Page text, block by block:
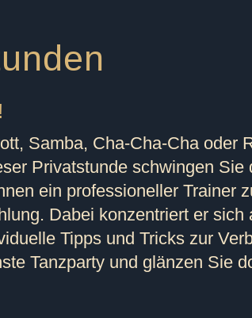
Samba, Cha-Cha-Cha oder
Privatstunde schwingen
ein professioneller Trainer
Dabei konzentriert er
Tipps und Tricks zur
Tanzparty und glänzen Sie